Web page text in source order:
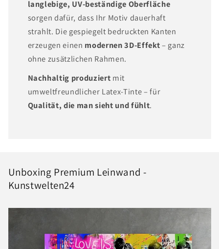
langlebige, UV-beständige Oberfläche
sorgen dafür, dass Ihr Motiv dauerhaft
strahlt. Die gespiegelt bedruckten Kanten
erzeugen einen modernen 3D-Effekt– ganz
ohne zusätzlichen Rahmen.
Nachhaltig produziert mit
umweltfreundlicher Latex-Tinte – für
Qualität, die man sieht und fühlt.
Unboxing Premium Leinwand -
Kunstwelten24